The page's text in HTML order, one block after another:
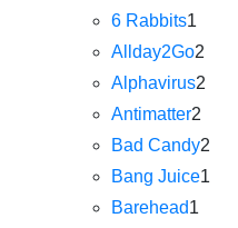
6 Rabbits1
Allday2Go2
Alphavirus2
Antimatter2
Bad Candy2
Bang Juice1
Barehead1